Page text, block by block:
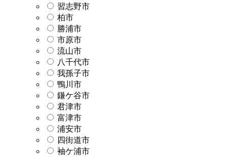
習志野市
柏市
勝浦市
市原市
流山市
八千代市
我孫子市
鴨川市
鎌ケ谷市
君津市
富津市
浦安市
四街道市
袖ケ浦市